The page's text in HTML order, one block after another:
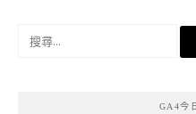
GA4今